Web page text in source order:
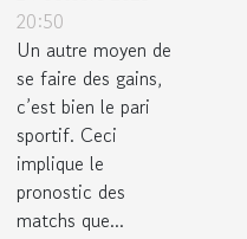
savoir ?
20:50
Un autre moyen de
se faire des gains,
c’est bien le pari
sportif. Ceci
implique le
pronostic des
matchs que...